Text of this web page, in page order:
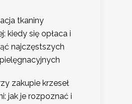
tkaniny
kiedy się opłaca i
najczęstszych
zakupie krzeseł
jak je rozpoznać i